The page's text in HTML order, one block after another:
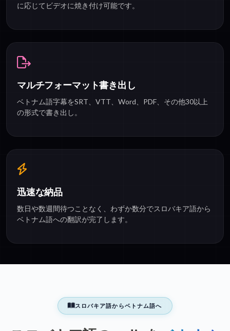
に応じてビデオに焼き付け可能です。
マルチフォーマット書き出し
ベトナム語字幕をSRT、VTT、Word、PDF、その他30以上
の形式で書き出し。
迅速な納品
数日や数週間待つことなく、わずか数分でスロバキア語から
ベトナム語への翻訳が完了します。
スロバキア語からベトナム語へ